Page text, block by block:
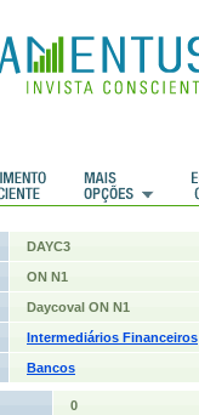
DAYC3
ON N1
Daycoval ON N1
Intermediários Financeiros
Bancos
0